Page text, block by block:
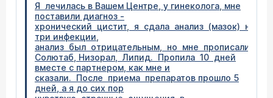
Я лечилась в Вашем Центре, у гинеколога, мне
поставили диагноз -
хронический цистит, я сдала анализ (мазок) на
три инфекции,
анализ был отрицательным, но мне прописали
Солютаб, Низорал, Липид. Пропила 10 дней
вместе с партнером, как мне и
сказали. После приема препаратов прошло 5
дней, а я до сих пор